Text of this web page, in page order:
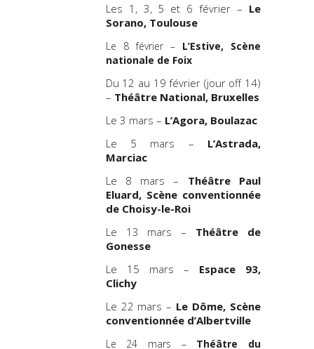
Les 1, 3, 5 et 6 février – Le
Sorano, Toulouse
Le 8 février – L’Estive, Scène
nationale de Foix
Du 12 au 19 février (jour off 14)
– Théâtre National, Bruxelles
Le 3 mars – L’Agora, Boulazac
Le 5 mars – L’Astrada,
Marciac
Le 8 mars – Théâtre Paul
Eluard, Scène conventionnée
de Choisy-le-Roi
Le 13 mars – Théâtre de
Gonesse
Le 15 mars – Espace 93,
Clichy
Le 22 mars – Le Dôme, Scène
conventionnée d’Albertville
Le 24 mars – Théâtre du